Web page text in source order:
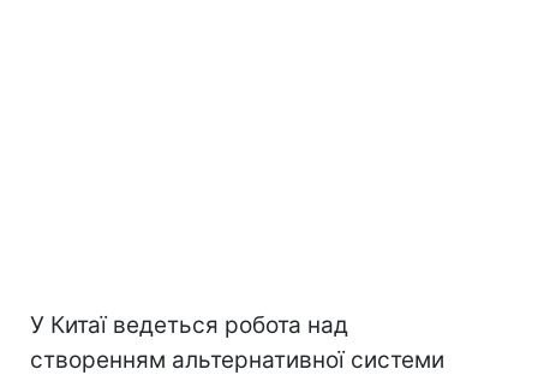
У Китаї ведеться робота над
створенням альтернативної системи